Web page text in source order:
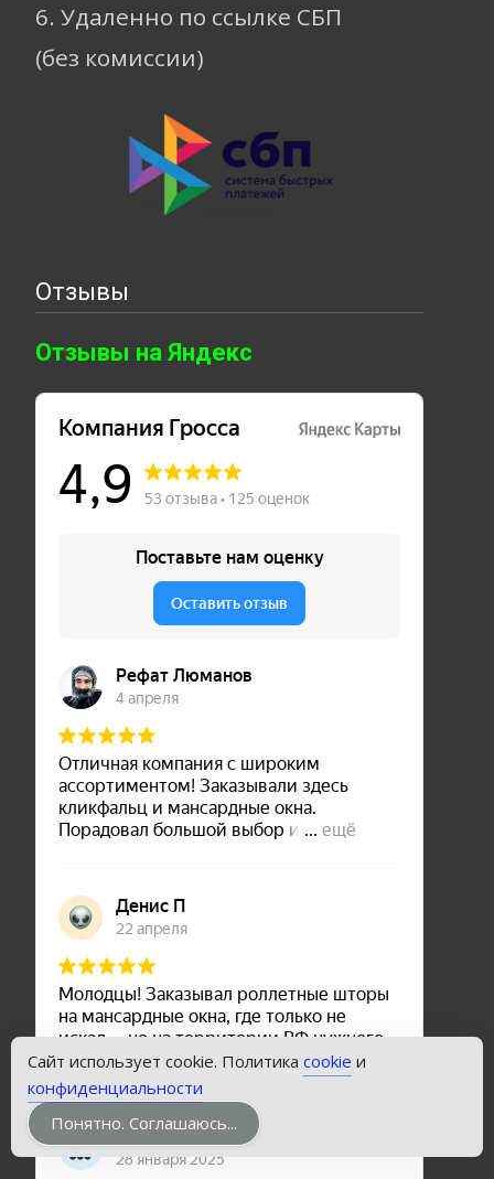
6. Удаленно по ссылке СБП
(без комиссии)
Отзывы
Отзывы на Яндекс
Сайт использует cookie. Политика cookie и
конфиденциальности
Понятно. Соглашаюсь...